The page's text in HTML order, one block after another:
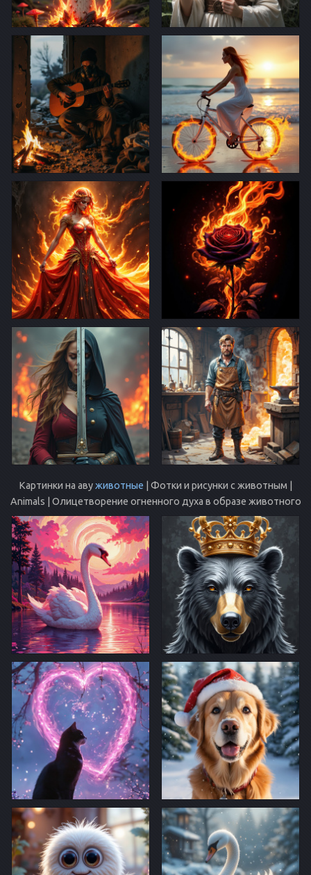
Картинки на авуживотные | Фотки и рисунки с животным |
Animals | Олицетворение огненного духа в образе животного